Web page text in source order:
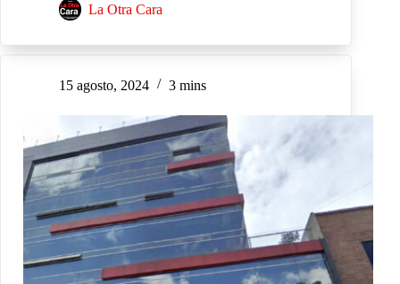
La Otra Cara
15 agosto, 2024 3 mins